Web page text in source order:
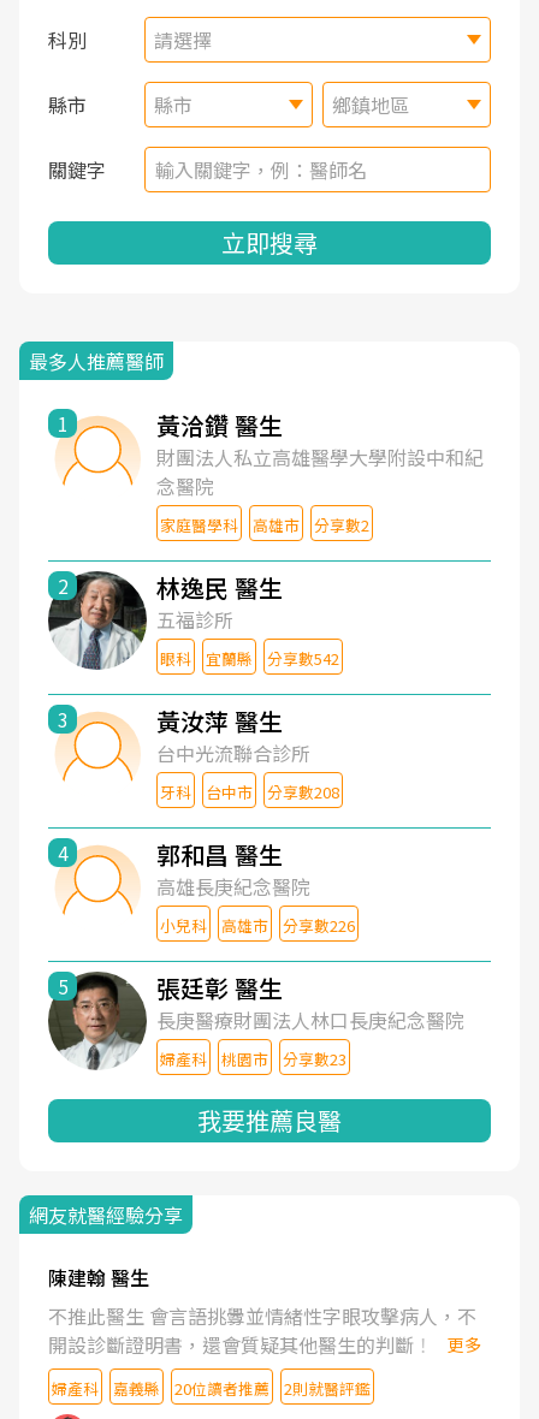
科別 請選擇
縣市 縣市 鄉鎮地區
關鍵字
立即搜尋
最多人推薦醫師
1 黃洽鑽 醫生
財團法人私立高雄醫學大學附設中和紀
念醫院
家庭醫學科 高雄市 分享數2
2 林逸民 醫生
五福診所
眼科 宜蘭縣 分享數542
3 黃汝萍 醫生
台中光流聯合診所
牙科 台中市 分享數208
4 郭和昌 醫生
高雄長庚紀念醫院
小兒科 高雄市 分享數226
5 張廷彰 醫生
長庚醫療財團法人林口長庚紀念醫院
婦產科 桃園市 分享數23
我要推薦良醫
網友就醫經驗分享
陳建翰 醫生
不推此醫生 會言語挑釁並情緒性字眼攻擊病人，不
開設診斷證明書，還會質疑其他醫生的判斷！
更多
婦產科 嘉義縣 20位讀者推薦 2則就醫評鑑